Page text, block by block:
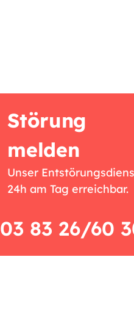
Störung
melden
Unser
24h am Tag erreichbar.
03 83 26/60